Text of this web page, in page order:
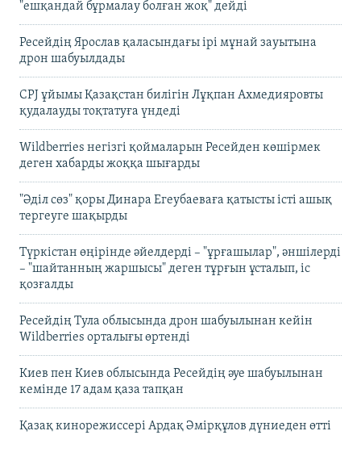
"ешқандай бұрмалау болған жоқ" дейді
Ресейдің Ярослав қаласындағы ірі мұнай зауытына
дрон шабуылдады
CPJ ұйымы Қазақстан билігін Лұқпан Ахмедияровты
қудалауды тоқтатуға үндеді
Wildberries негізгі қоймаларын Ресейден көшірмек
деген хабарды жоққа шығарды
"Әділ сөз" қоры Динара Егеубаеваға қатысты істі ашық
тергеуге шақырды
Түркістан өңірінде әйелдерді – "ұрғашылар", әншілерді
– "шайтанның жаршысы" деген тұрғын ұсталып, іс
қозғалды
Ресейдің Тула облысында дрон шабуылынан кейін
Wildberries орталығы өртенді
Киев пен Киев облысында Ресейдің әуе шабуылынан
кемінде 17 адам қаза тапқан
Қазақ кинорежиссері Ардақ Әмірқұлов дүниеден өтті